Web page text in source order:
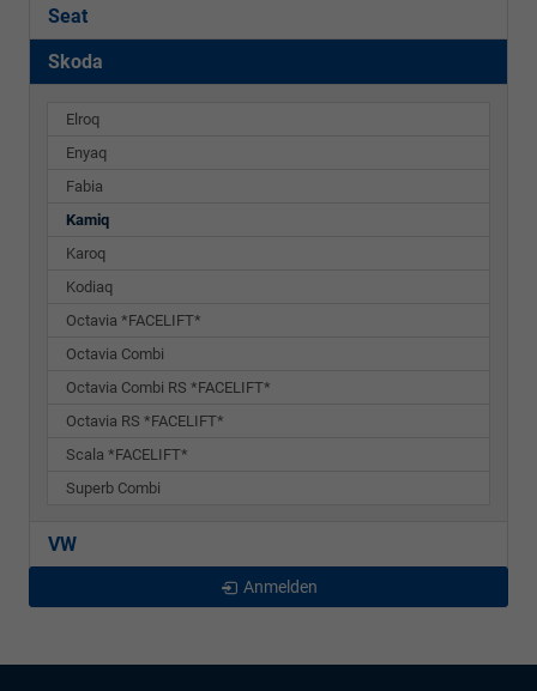
Seat
Skoda
Elroq
Enyaq
Fabia
Kamiq
Karoq
Kodiaq
Octavia *FACELIFT*
Octavia Combi
Octavia Combi RS *FACELIFT*
Octavia RS *FACELIFT*
Scala *FACELIFT*
Superb Combi
VW
Anmelden